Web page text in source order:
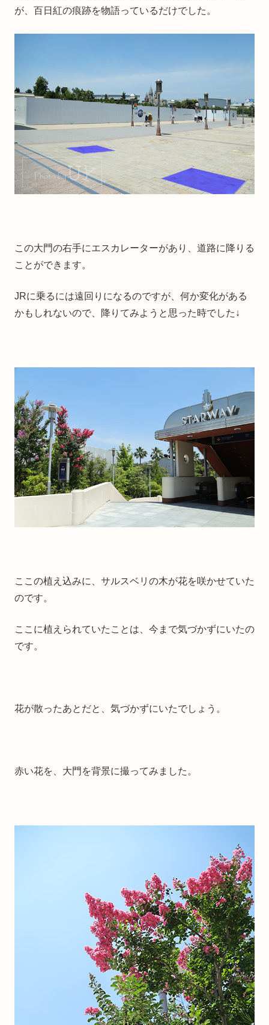
が、百日紅の痕跡を物語っているだけでした。
この大門の右手にエスカレーターがあり、道路に降りる
ことができます。
JRに乗るには遠回りになるのですが、何か変化がある
かもしれないので、降りてみようと思った時でした↓
ここの植え込みに、サルスベリの木が花を咲かせていた
のです。
ここに植えられていたことは、今まで気づかずにいたの
です。
花が散ったあとだと、気づかずにいたでしょう。
赤い花を、大門を背景に撮ってみました。